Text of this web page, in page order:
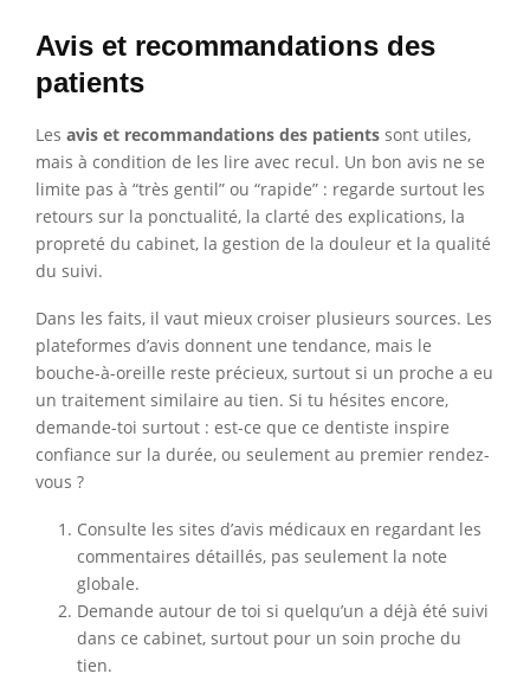
Avis et recommandations des
patients
Les avis et recommandations des patients sont utiles,
mais à condition de les lire avec recul. Un bon avis ne se
limite pas à “très gentil” ou “rapide” : regarde surtout les
retours sur la ponctualité, la clarté des explications, la
propreté du cabinet, la gestion de la douleur et la qualité
du suivi.
Dans les faits, il vaut mieux croiser plusieurs sources. Les
plateformes d’avis donnent une tendance, mais le
bouche-à-oreille reste précieux, surtout si un proche a eu
un traitement similaire au tien. Si tu hésites encore,
demande-toi surtout : est-ce que ce dentiste inspire
confiance sur la durée, ou seulement au premier rendez-
vous ?
Consulte les sites d’avis médicaux en regardant les
commentaires détaillés, pas seulement la note
globale.
Demande autour de toi si quelqu’un a déjà été suivi
dans ce cabinet, surtout pour un soin proche du
tien.